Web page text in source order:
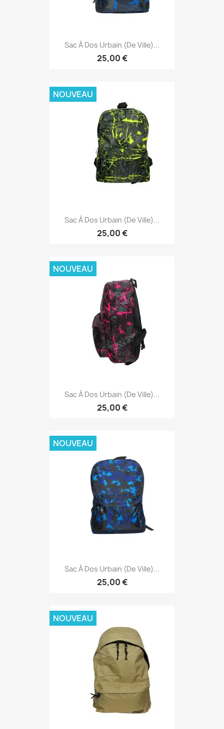
Sac À Dos Urbain (de Ville)...
25,00 €
Sac À Dos Urbain (de Ville)...
25,00 €
NOUVEAU
Sac À Dos Urbain (de Ville)...
25,00 €
NOUVEAU
Sac À Dos Urbain (de Ville)...
25,00 €
NOUVEAU
NOUVEAU